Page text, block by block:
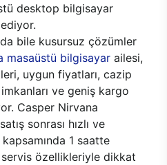
desktop bilgisayar
bile kusursuz çözümler
masaüstü bilgisayar ailesi,
uygun fiyatları, cazip
ve geniş kargo
Casper Nirvana
sonrası hızlı ve
1 saatte
özellikleriyle dikkat